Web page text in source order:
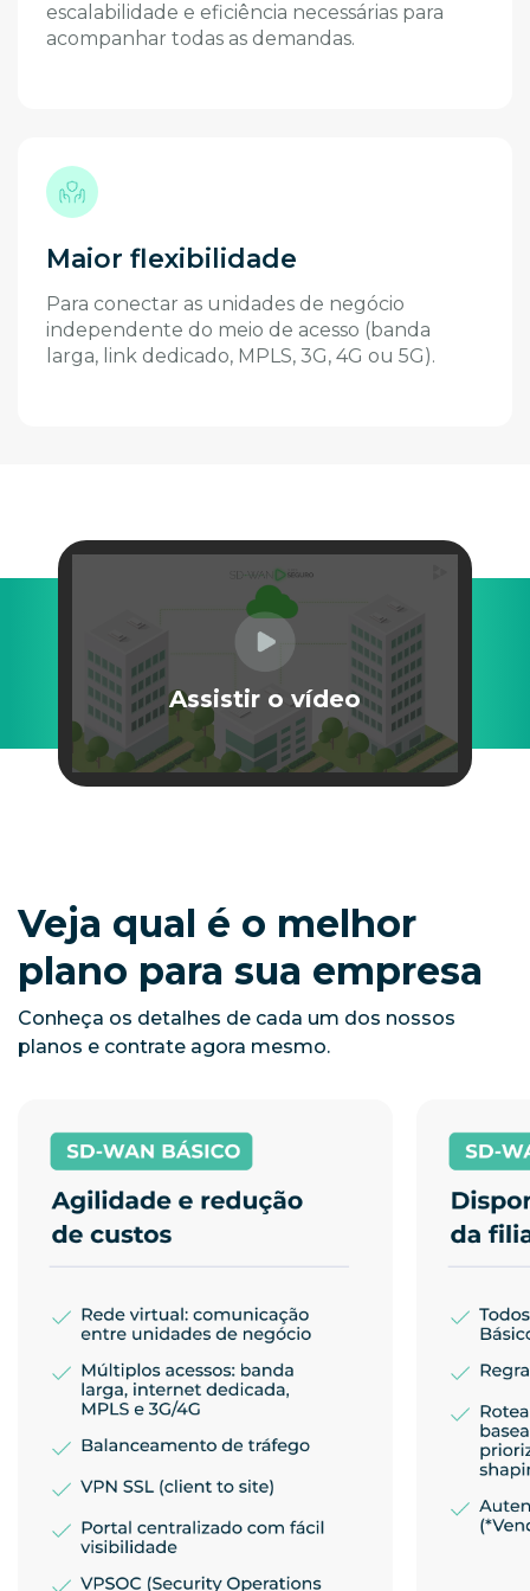
escalabilidade e eficiência necessárias para
acompanhar todas as demandas.
Maior flexibilidade
Para conectar as unidades de negócio
independente do meio de acesso (banda
larga, link dedicado, MPLS, 3G, 4G ou 5G).
Assistir o vídeo
Veja qual é o melhor
plano para sua empresa
Conheça os detalhes de cada um dos nossos
planos e contrate agora mesmo.